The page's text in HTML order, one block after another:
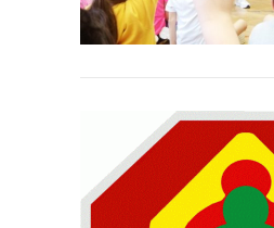
---- Zahlen und Fakten
---- Schulleitung
---- Lehrkräfte
---- Schulsozialarbeit